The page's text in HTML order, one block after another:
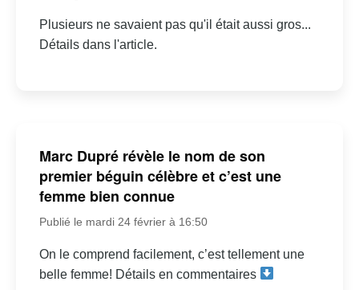
Plusieurs ne savaient pas qu'il était aussi gros...
Détails dans l'article.
Marc Dupré révèle le nom de son
premier béguin célèbre et c’est une
femme bien connue
Publié le mardi 24 février à 16:50
On le comprend facilement, c’est tellement une
belle femme! Détails en commentaires